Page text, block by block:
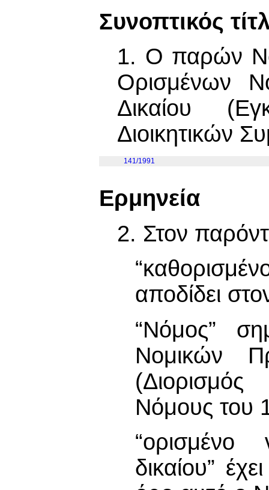
Συνοπτικός
1. Ο παρών
Ορισμένων
Δικαίου
Διοικητικών
141/1991
Ερμηνεία
2. Στον
αποδίδει
“Νόμος”
Νομικών
Νόμους του
δικαίου”